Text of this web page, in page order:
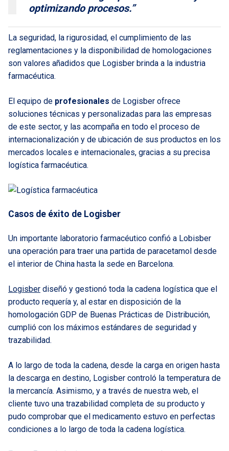
optimizando procesos.”
La seguridad, la rigurosidad, el cumplimiento de las
reglamentaciones y la disponibilidad de homologaciones
son valores añadidos que Logisber brinda a la industria
farmacéutica.
El equipo de profesionales de Logisber ofrece
soluciones técnicas y personalizadas para las empresas
de este sector, y las acompaña en todo el proceso de
internacionalización y de ubicación de sus productos en los
mercados locales e internacionales, gracias a su precisa
logística farmacéutica.
Casos de éxito de Logisber
Un importante laboratorio farmacéutico confió a Lobisber
una operación para traer una partida de paracetamol desde
el interior de China hasta la sede en Barcelona.
Logisber diseñó y gestionó toda la cadena logística que el
producto requería y, al estar en disposición de la
homologación GDP de Buenas Prácticas de Distribución,
cumplió con los máximos estándares de seguridad y
trazabilidad.
A lo largo de toda la cadena, desde la carga en origen hasta
la descarga en destino, Logisber controló la temperatura de
la mercancía. Asimismo, y a través de nuestra web, el
cliente tuvo una trazabilidad completa de su producto y
pudo comprobar que el medicamento estuvo en perfectas
condiciones a lo largo de toda la cadena logística.